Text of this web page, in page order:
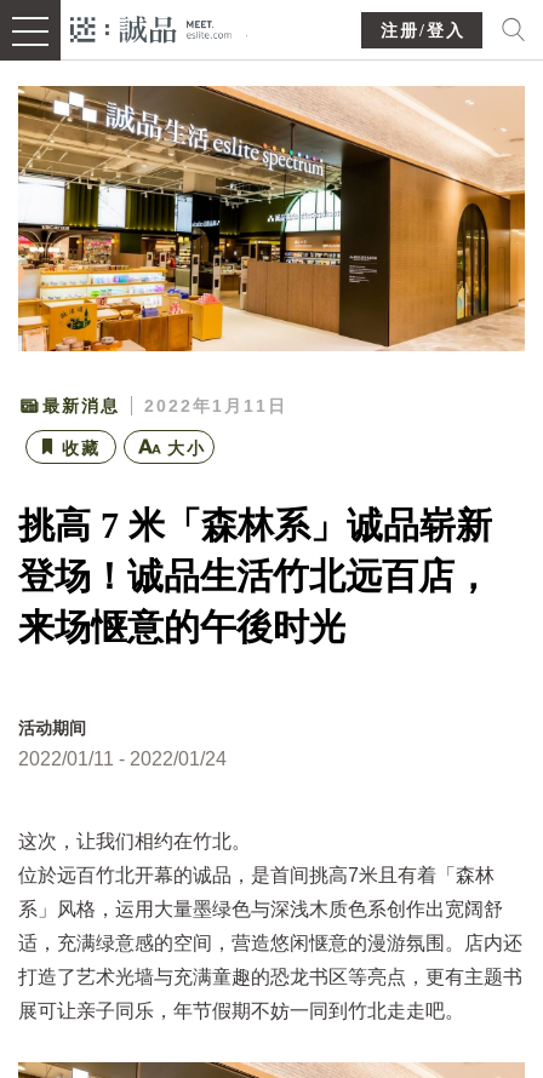
注册/登入
最新消息 2022年1月11日
收藏 大小
挑高 7 米「森林系」诚品崭新
登场！诚品生活竹北远百店，
来场惬意的午後时光
活动期间
2022/01/11 - 2022/01/24
这次，让我们相约在竹北。
位於远百竹北开幕的诚品，是首间挑高7米且有着「森林
系」风格，运用大量墨绿色与深浅木质色系创作出宽阔舒
适，充满绿意感的空间，营造悠闲惬意的漫游氛围。店内还
打造了艺术光墙与充满童趣的恐龙书区等亮点，更有主题书
展可让亲子同乐，年节假期不妨一同到竹北走走吧。